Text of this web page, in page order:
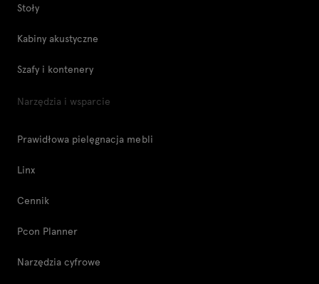
Stoły
Kabiny akustyczne
Szafy i kontenery
Narzędzia i wsparcie
Prawidłowa pielęgnacja mebli
Linx
Cennik
Pcon Planner
Narzędzia cyfrowe